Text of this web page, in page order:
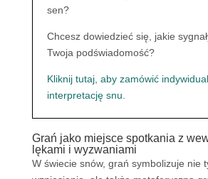
sen?
Chcesz dowiedzieć się, jakie
Twoja podświadomość?
Kliknij tutaj, aby zamówić
interpretację snu.
Grań jako miejsce spotkania z
lękami i wyzwaniami
W świecie snów, grań symbolizuje nie